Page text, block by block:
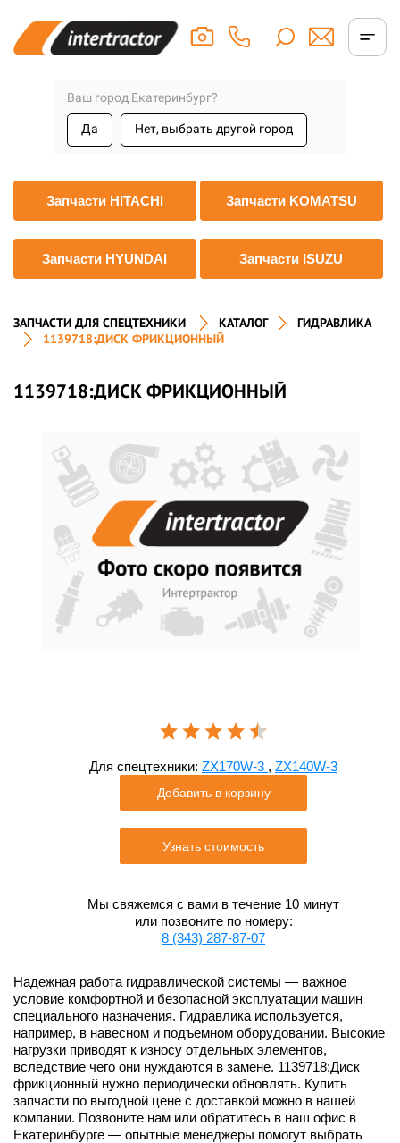
Ваш город Екатеринбург?
Да Нет, выбрать другой город
Запчасти HITACHI Запчасти KOMATSU
Запчасти HYUNDAI Запчасти ISUZU
ЗАПЧАСТИ ДЛЯ СПЕЦТЕХНИКИ КАТАЛОГ
ГИДРАВЛИКА
1139718:ДИСК ФРИКЦИОННЫЙ
1139718:ДИСК ФРИКЦИОННЫЙ
Для спецтехники: ZX170W-3 , ZX140W-3
Добавить в корзину
Узнать стоимость
Мы свяжемся с вами в течение 10 минут
или позвоните по номеру:
8 (343) 287-87-07
Надежная работа гидравлической системы — важное
условие комфортной и безопасной эксплуатации машин
специального назначения. Гидравлика используется,
например, в навесном и подъемном оборудовании. Высокие
нагрузки приводят к износу отдельных элементов,
вследствие чего они нуждаются в замене. 1139718:Диск
фрикционный нужно периодически обновлять. Купить
запчасти по выгодной цене с доставкой можно в нашей
компании. Позвоните нам или обратитесь в наш офис в
Екатеринбурге — опытные менеджеры помогут выбрать